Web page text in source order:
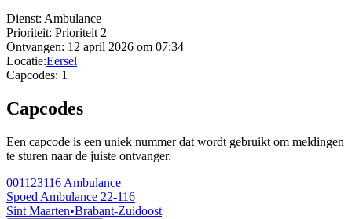
Dienst: Ambulance
Prioriteit: Prioriteit 2
Ontvangen: 12 april 2026 om 07:34
Locatie:Eersel
Capcodes: 1
Capcodes
Een capcode is een uniek nummer dat wordt gebruikt om meldingen
te sturen naar de juiste ontvanger.
001123116 Ambulance
Spoed Ambulance 22-116
Sint Maarten•Brabant-Zuidoost